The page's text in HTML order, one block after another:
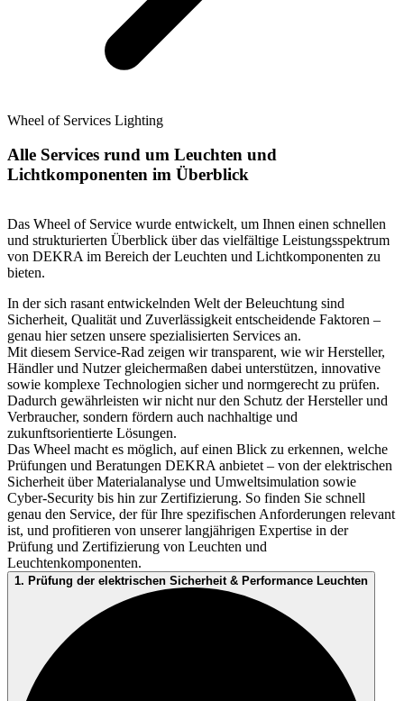
Wheel of Services Lighting
Alle Services rund um Leuchten und
Lichtkomponenten im Überblick
Das Wheel of Service wurde entwickelt, um Ihnen einen schnellen
und strukturierten Überblick über das vielfältige Leistungsspektrum
von DEKRA im Bereich der Leuchten und Lichtkomponenten zu
bieten.
In der sich rasant entwickelnden Welt der Beleuchtung sind
Sicherheit, Qualität und Zuverlässigkeit entscheidende Faktoren –
genau hier setzen unsere spezialisierten Services an.
Mit diesem Service-Rad zeigen wir transparent, wie wir Hersteller,
Händler und Nutzer gleichermaßen dabei unterstützen, innovative
sowie komplexe Technologien sicher und normgerecht zu prüfen.
Dadurch gewährleisten wir nicht nur den Schutz der Hersteller und
Verbraucher, sondern fördern auch nachhaltige und
zukunftsorientierte Lösungen.
Das Wheel macht es möglich, auf einen Blick zu erkennen, welche
Prüfungen und Beratungen DEKRA anbietet – von der elektrischen
Sicherheit über Materialanalyse und Umweltsimulation sowie
Cyber-Security bis hin zur Zertifizierung. So finden Sie schnell
genau den Service, der für Ihre spezifischen Anforderungen relevant
ist, und profitieren von unserer langjährigen Expertise in der
Prüfung und Zertifizierung von Leuchten und
Leuchtenkomponenten.
1. Prüfung der elektrischen Sicherheit & Performance Leuchten